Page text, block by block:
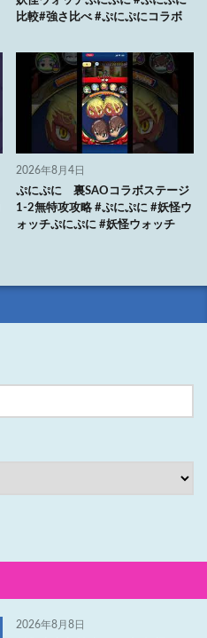
比較#強さ比べ #ぷにぷにコラボ
2026年8月4日
ぷにぷに 裏SAOコラボステージ
1-2無特攻攻略 #ぷにぷに #妖怪ウ
ォッチぷにぷに #妖怪ウォッチ
2026年8月8日